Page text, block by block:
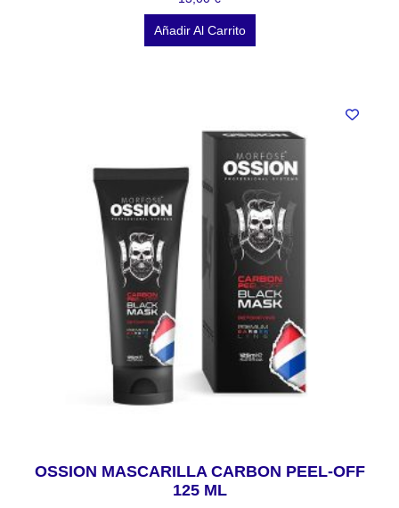
Añadir Al Carrito
OSSION MASCARILLA CARBON PEEL-OFF
125 ML